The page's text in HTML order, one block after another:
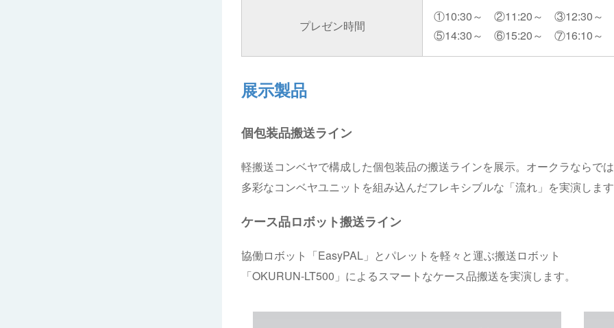
プレゼン時間
①10:30～ ②11:20～ ③12:30～
⑤14:30～ ⑥15:20～ ⑦16:10～
展示製品
個包装品搬送ライン
軽搬送コンベヤで構成した個包装品の搬送ラインを展示。オークラならで
多彩なコンベヤユニットを組み込んだフレキシブルな「流れ」を実演しま
ケース品ロボット搬送ライン
協働ロボット「EasyPAL」とパレットを軽々と運ぶ搬送ロボット
「OKURUN-LT500」によるスマートなケース品搬送を実演します。